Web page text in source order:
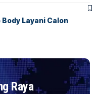
Layani Calon
Raya